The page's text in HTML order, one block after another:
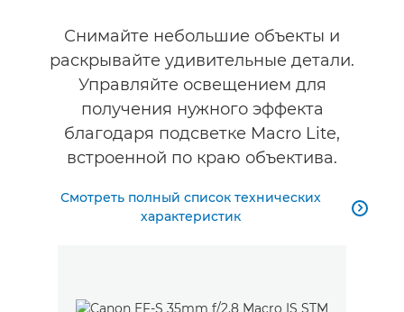
Снимайте небольшие объекты и
раскрывайте удивительные детали.
Управляйте освещением для
получения нужного эффекта
благодаря подсветке Macro Lite,
встроенной по краю объектива.
Смотреть полный список технических
характеристик
